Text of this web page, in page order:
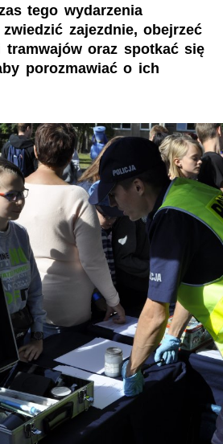
tego wydarzenia
zajezdnie, obejrzeć
oraz spotkać się
porozmawiać o ich